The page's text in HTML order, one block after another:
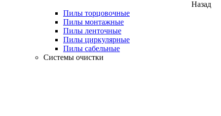
Назад
Пилы торцовочные
Пилы монтажные
Пилы ленточные
Пилы циркулярные
Пилы сабельные
Системы очистки